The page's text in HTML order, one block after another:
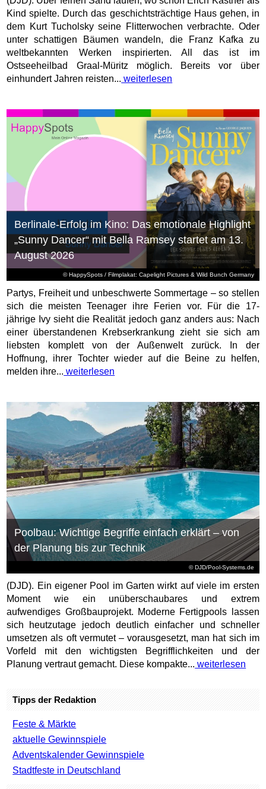
Kind spielte. Durch das geschichtsträchtige Haus gehen, in
dem Kurt Tucholsky seine Flitterwochen verbrachte. Oder
unter schattigen Bäumen wandeln, die Franz Kafka zu
weltbekannten Werken inspirierten. All das ist im
Ostseeheilbad Graal-Müritz möglich. Bereits vor über
einhundert Jahren reisten... weiterlesen
© HappySpots / Filmplakat: Capelight Pictures & Wild Bunch Germany
Berlinale-Erfolg im Kino: Das emotionale Highlight
„Sunny Dancer“ mit Bella Ramsey startet am 13.
August 2026
Partys, Freiheit und unbeschwerte Sommertage – so stellen
sich die meisten Teenager ihre Ferien vor. Für die 17-
jährige Ivy sieht die Realität jedoch ganz anders aus: Nach
einer überstandenen Krebserkrankung zieht sie sich am
liebsten komplett von der Außenwelt zurück. In der
Hoffnung, ihrer Tochter wieder auf die Beine zu helfen,
melden ihre... weiterlesen
© DJD/Pool-Systems.de
Poolbau: Wichtige Begriffe einfach erklärt – von
der Planung bis zur Technik
(DJD). Ein eigener Pool im Garten wirkt auf viele im ersten
Moment wie ein unüberschaubares und extrem
aufwendiges Großbauprojekt. Moderne Fertigpools lassen
sich heutzutage jedoch deutlich einfacher und schneller
umsetzen als oft vermutet – vorausgesetzt, man hat sich im
Vorfeld mit den wichtigsten Begrifflichkeiten und der
Planung vertraut gemacht. Diese kompakte... weiterlesen
Tipps der Redaktion
Feste & Märkte
aktuelle Gewinnspiele
Adventskalender Gewinnspiele
Stadtfeste in Deutschland